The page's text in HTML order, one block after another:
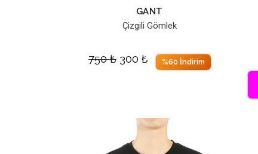
GANT
Çizgili Gömlek
750₺ 300 ₺ %60 İndirim